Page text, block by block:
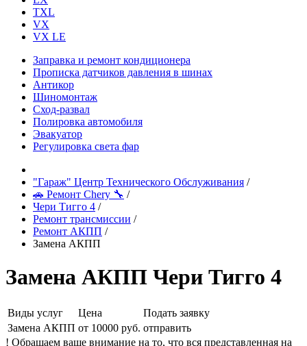
TXL
VX
VX LE
Заправка и ремонт кондиционера
Прописка датчиков давления в шинах
Антикор
Шиномонтаж
Сход-развал
Полировка автомобиля
Эвакуатор
Регулировка света фар
"Гараж" Центр Технического Обслуживания /
🚗 Ремонт Chery 🔧 /
Чери Тигго 4 /
Ремонт трансмиссии /
Ремонт АКПП /
Замена АКПП
Замена АКПП Чери Тигго 4
Виды услуг Цена
Подать заявку
Замена АКПП от 10000 руб. отправить
! Обращаем ваше внимание на то, что вся представленная на